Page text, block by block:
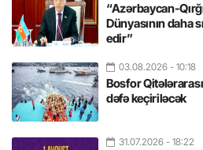
“Azərbaycan-
Dünyasının daha
edir”
03.08.2026 - 10:18
Bosfor
dəfə keçiriləcək
31.07.2026 - 18:22